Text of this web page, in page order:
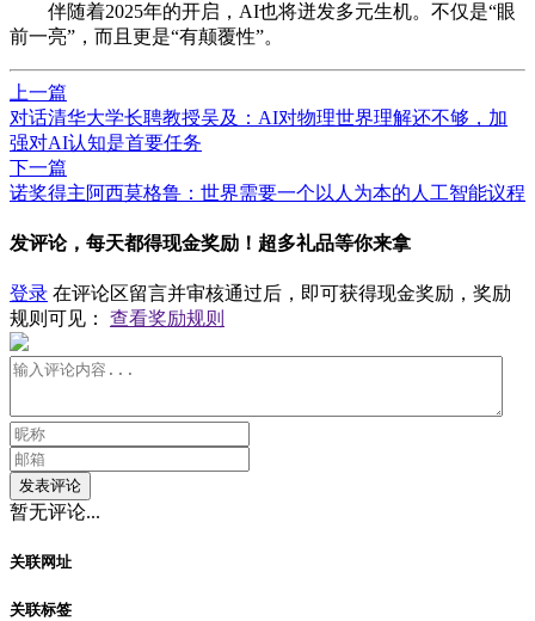
伴随着2025年的开启，AI也将迸发多元生机。不仅是“眼
前一亮”，而且更是“有颠覆性”。
上一篇
对话清华大学长聘教授吴及：AI对物理世界理解还不够，加
强对AI认知是首要任务
下一篇
诺奖得主阿西莫格鲁：世界需要一个以人为本的人工智能议程
发评论，每天都得现金奖励！超多礼品等你来拿
登录 在评论区留言并审核通过后，即可获得现金奖励，奖励
规则可见： 查看奖励规则
发表评论
暂无评论...
关联网址
关联标签